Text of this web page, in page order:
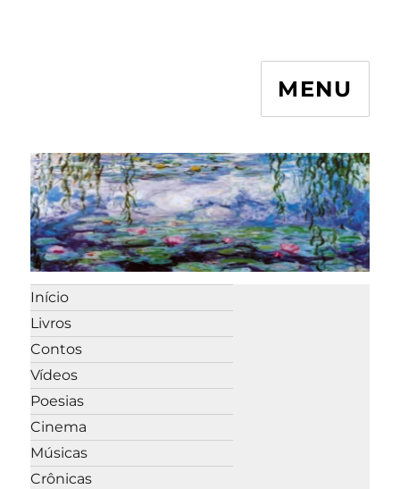
MENU
Início
Livros
Contos
Vídeos
Poesias
Cinema
Músicas
Crônicas